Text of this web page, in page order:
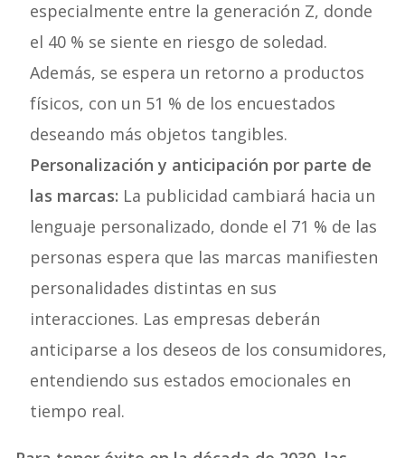
especialmente entre la generación Z, donde
el 40 % se siente en riesgo de soledad.
Además, se espera un retorno a productos
físicos, con un 51 % de los encuestados
deseando más objetos tangibles.
Personalización y anticipación por parte de
las marcas: La publicidad cambiará hacia un
lenguaje personalizado, donde el 71 % de las
personas espera que las marcas manifiesten
personalidades distintas en sus
interacciones. Las empresas deberán
anticiparse a los deseos de los consumidores,
entendiendo sus estados emocionales en
tiempo real.